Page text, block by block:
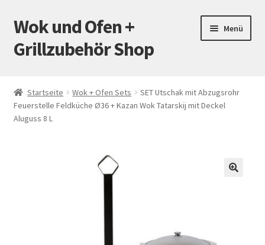
Zur
Navigation
springen
Zum
Inhalt
springen
Wok und Ofen +
Grillzubehör Shop
Menü
Mein Konto
Startseite Wok + Ofen Sets
SET Utschak mit Abzugsrohr
Feuerstelle Feldküche Ø36 + Kazan Wok Tatarskij mit Deckel
Aluguss 8 L